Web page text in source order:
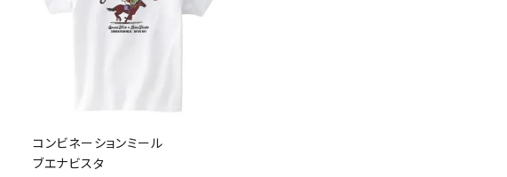
コンビネーションミール
ブエナビスタ
close